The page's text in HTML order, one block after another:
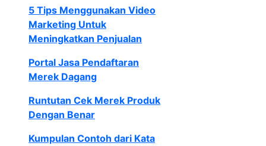
5 Tips Menggunakan Video
Marketing Untuk
Meningkatkan Penjualan
Portal Jasa Pendaftaran
Merek Dagang
Runtutan Cek Merek Produk
Dengan Benar
Kumpulan Contoh dari Kata